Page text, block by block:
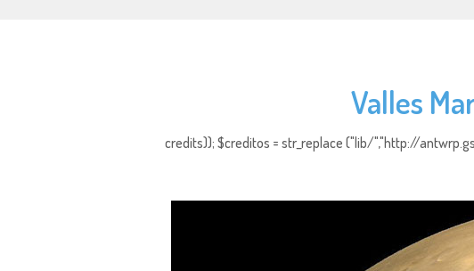
Valles
credits)); $creditos = str_replace ("lib/","http://